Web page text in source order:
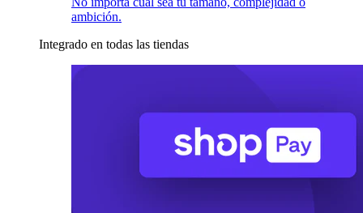
ambición.
Integrado en todas las tiendas